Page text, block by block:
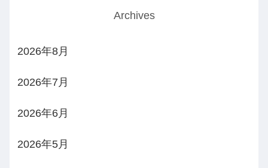
Archives
2026年8月
2026年7月
2026年6月
2026年5月